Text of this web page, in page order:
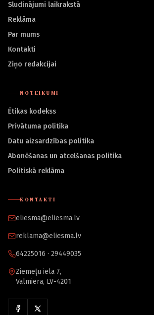
Sludinājumi laikrakstā
Reklāma
Par mums
Kontakti
Ziņo redakcijai
NOTEIKUMI
Ētikas kodekss
Privātuma politika
Datu aizsardzības politika
Abonēšanas un atcelšanas politika
Politiskā reklāma
KONTAKTI
eliesma@eliesma.lv
reklama@eliesma.lv
64225016 · 29449035
Ziemeļu iela 7,
Valmiera, LV-4201